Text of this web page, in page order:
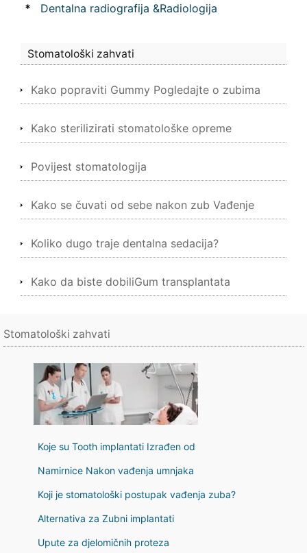
* Dentalna radiografija &Radiologija
Stomatološki zahvati
Kako popraviti Gummy Pogledajte o zubima
Kako sterilizirati stomatološke opreme
Povijest stomatologija
Kako se čuvati od sebe nakon zub Vađenje
Koliko dugo traje dentalna sedacija?
Kako da biste dobiliGum transplantata
Stomatološki zahvati
Koje su Tooth implantati Izrađen od
Namirnice Nakon vađenja umnjaka
Koji je stomatološki postupak vađenja zuba?
Alternativa za Zubni implantati
Upute za djelomičnih proteza